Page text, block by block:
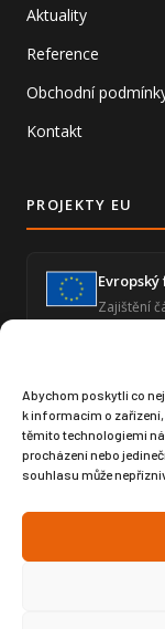
Abychom poskytli co
k informacím o
těmito technologiemi
procházení nebo
souhlasu může
Aktuality
Reference
Obchodní
Kontakt
PROJEKTY EU
Zajištění
Zvýšení
ČUPA
Posílení